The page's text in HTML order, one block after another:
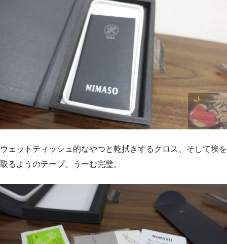
ウェットティッシュ的なやつと乾拭きするクロス、そして埃を
取るようのテープ。うーむ完璧。